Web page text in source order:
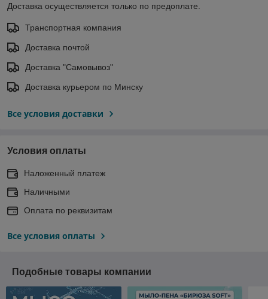
Доставка осуществляется только по предоплате.
Транспортная компания
Доставка почтой
Доставка "Самовывоз"
Доставка курьером по Минску
Все условия доставки
Условия оплаты
Наложенный платеж
Наличными
Оплата по реквизитам
Все условия оплаты
Подобные товары компании